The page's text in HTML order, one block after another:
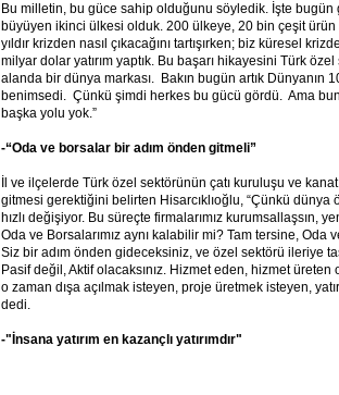
Bu milletin, bu güce sahip olduğunu söyledik. İşte bugün
büyüyen ikinci ülkesi olduk. 200 ülkeye, 20 bin çeşit
yıldır krizden nasıl çıkacağını tartışırken; biz küresel
milyar dolar yatırım yaptık. Bu başarı hikayesini Türk
alanda bir dünya markası. Bakın bugün artık
benimsedi. Çünkü şimdi herkes bu gücü gördü. Ama
başka yolu yok.”
-“Oda ve borsalar bir adım önden gitmeli”
İl ve ilçelerde Türk özel sektörünün çatı kuruluşu ve
gitmesi gerektiğini belirten Hisarcıklıoğlu, “Çünkü dünya
hızlı değişiyor. Bu süreçte firmalarımız kurumsallaşsın,
Oda ve Borsalarımız aynı kalabilir mi? Tam tersine,
Siz bir adım önden gideceksiniz, ve özel sektörü ileriye
Pasif değil, Aktif olacaksınız. Hizmet eden, hizmet
o zaman dışa açılmak isteyen, proje üretmek isteyen,
dedi.
-"İnsana yatırım en kazançlı yatırımdır"